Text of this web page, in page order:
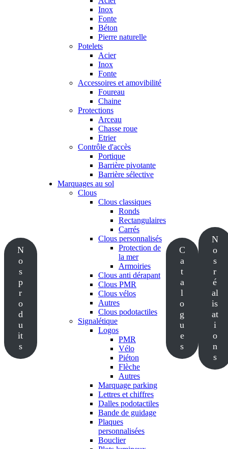
N
o
s
p
r
o
d
u
it
s
Inox
Fonte
Béton
Pierre naturelle
Potelets
Acier
Inox
Fonte
Accessoires et amovibilité
Foureau
Chaine
Protections
Arceau
Chasse roue
Etrier
Contrôle d'accès
Portique
Barrière pivotante
Barrière sélective
Marquages au sol
Clous
Clous classiques
Ronds
Rectangulaires
Carrés
Clous personnalisés
Protection de
la mer
Armoiries
Clous anti dérapant
Clous PMR
Clous vélos
Autres
Clous podotactiles
Signalétique
Logos
PMR
Vélo
Piéton
Flèche
Autres
Marquage parking
Lettres et chiffres
Dalles podotactiles
Bande de guidage
Plaques
personnalisées
Bouclier
C
a
t
a
l
o
g
u
e
s
N
o
s
r
é
al
is
at
i
o
n
s